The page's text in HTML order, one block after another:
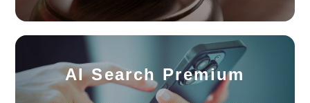
AI Search Premium